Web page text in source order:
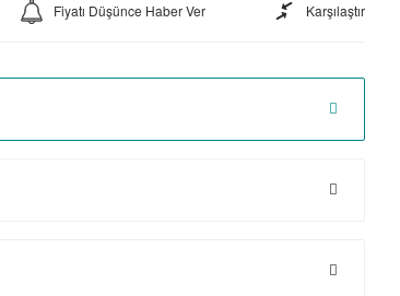
Fiyatı Düşünce Haber Ver Karşılaştır